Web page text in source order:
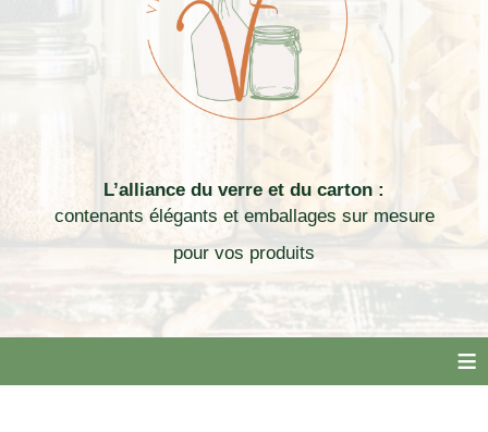
L’alliance du verre et du carton :
contenants élégants et emballages sur mesure
pour vos produits
≡